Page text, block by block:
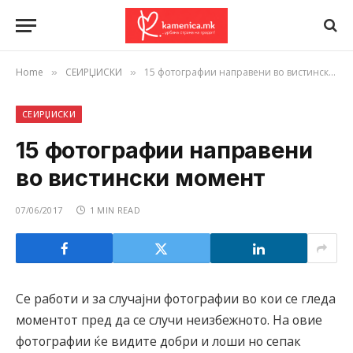
Home » СЕИРЏИСКИ » 15 фотографии направени во вистински момент
СЕИРЏИСКИ
15 фотографии направени
во вистински момент
07/06/2017 1 MIN READ
Се работи и за случајни фотографии во кои се гледа
моментот пред да се случи неизбежното. На овие
фотографии ќе видите добри и лоши но сепак